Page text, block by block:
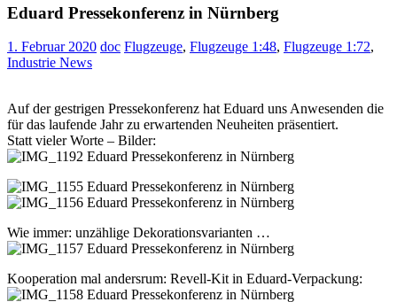
Eduard Pressekonferenz in Nürnberg
1. Februar 2020 doc Flugzeuge, Flugzeuge 1:48, Flugzeuge 1:72,
Industrie News
Auf der gestrigen Pressekonferenz hat Eduard uns Anwesenden die
für das laufende Jahr zu erwartenden Neuheiten präsentiert.
Statt vieler Worte – Bilder:
Wie immer: unzählige Dekorationsvarianten …
Kooperation mal andersrum: Revell-Kit in Eduard-Verpackung: